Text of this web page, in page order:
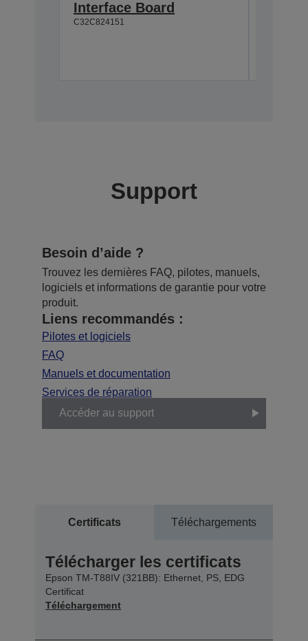
Interface Board
C32C824151
Support
Besoin d’aide ?
Trouvez les dernières FAQ, pilotes, manuels,
logiciels et informations de garantie pour votre
produit.
Liens recommandés :
Pilotes et logiciels
FAQ
Manuels et documentation
Services de réparation
Accéder au support
Certificats Téléchargements
Télécharger les certificats
Epson TM-T88IV (321BB): Ethernet, PS, EDG
Certificat
Téléchargement